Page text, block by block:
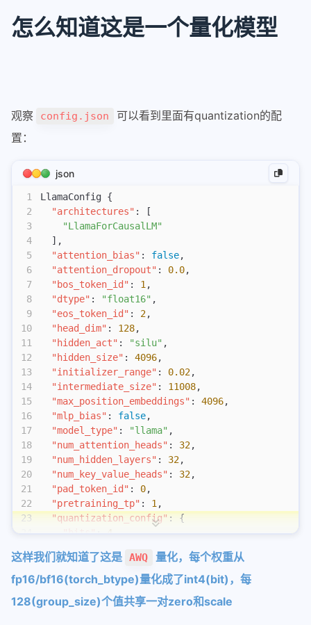
怎么知道这是一个量化模型
观察 config.json
可以看到里面有quantization的配
置：
json
1
2
3
4
5
6
7
8
9
10
11
12
13
14
15
16
17
18
19
20
21
22
23
26
27
29
LlamaConfig {
  "architectures"
: [
    "LlamaForCausalLM"
  ],
  "attention_bias"
: false,
  "attention_dropout"
: 0.0,
  "bos_token_id"
: 1 ,
  "dtype"
: "float16" ,
  "eos_token_id"
: 2,
  "head_dim"
: 128,
  "hidden_act"
: "silu" ,
  "hidden_size"
: 4096,
  "initializer_range"
: 0.02,
  "intermediate_size"
: 11008,
  "max_position_embeddings"
: 4096,
  "mlp_bias"
: false,
  "model_type"
: "llama" ,
  "num_attention_heads"
: 32,
  "num_hidden_layers"
: 32,
  "num_key_value_heads"
: 32,
  "pad_token_id"
: 0,
  "pretraining_tp"
: 1 ,
  "quantization_config"
: {
    "quant_method"
: "awq",
    "version"
: "gemm",
  },
这样我们就知道了这是 AWQ
量化，每个权重从
fp16/bf16(torch_btype)量化成了int4(bit)，每
128(group_size)个值共享一对zero和scale
sglang在pd分离下的router请求
从源码编译安装sgl-kernel
scheduler调度
sglang-attention
sglang投机采样mtp
tbo-sbo
tool-call-parser
speculative
投机采样
vllm-ascend
vllm-ascend
准确测试cuda代码执行性能
Function Call和MCP
hisparse
pd分离最佳配比实验方法
sglang处理function_call
cs336-01-bpe编码
cs336-02-train
cs336-03-性能分析